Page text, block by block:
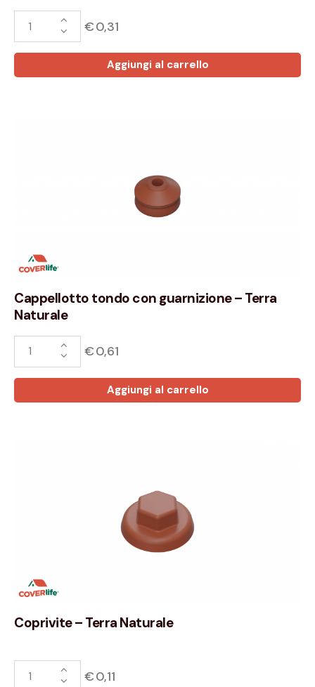
€0,31
Aggiungi al carrello
Cappellotto tondo con guarnizione – Terra
Naturale
€0,61
Aggiungi al carrello
Coprivite – Terra Naturale
€0,11